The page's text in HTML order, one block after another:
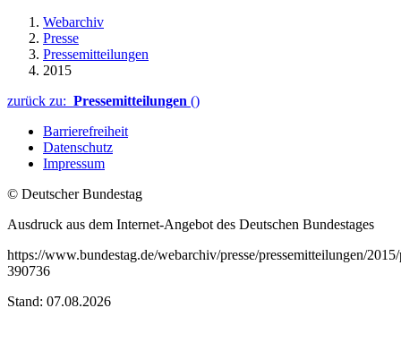
Webarchiv
Presse
Pressemitteilungen
2015
zurück zu: Pressemitteilungen ()
Barrierefreiheit
Datenschutz
Impressum
© Deutscher Bundestag
Ausdruck aus dem Internet-Angebot des Deutschen Bundestages
https://www.bundestag.de/webarchiv/presse/pressemitteilungen/
390736
Stand: 07.08.2026